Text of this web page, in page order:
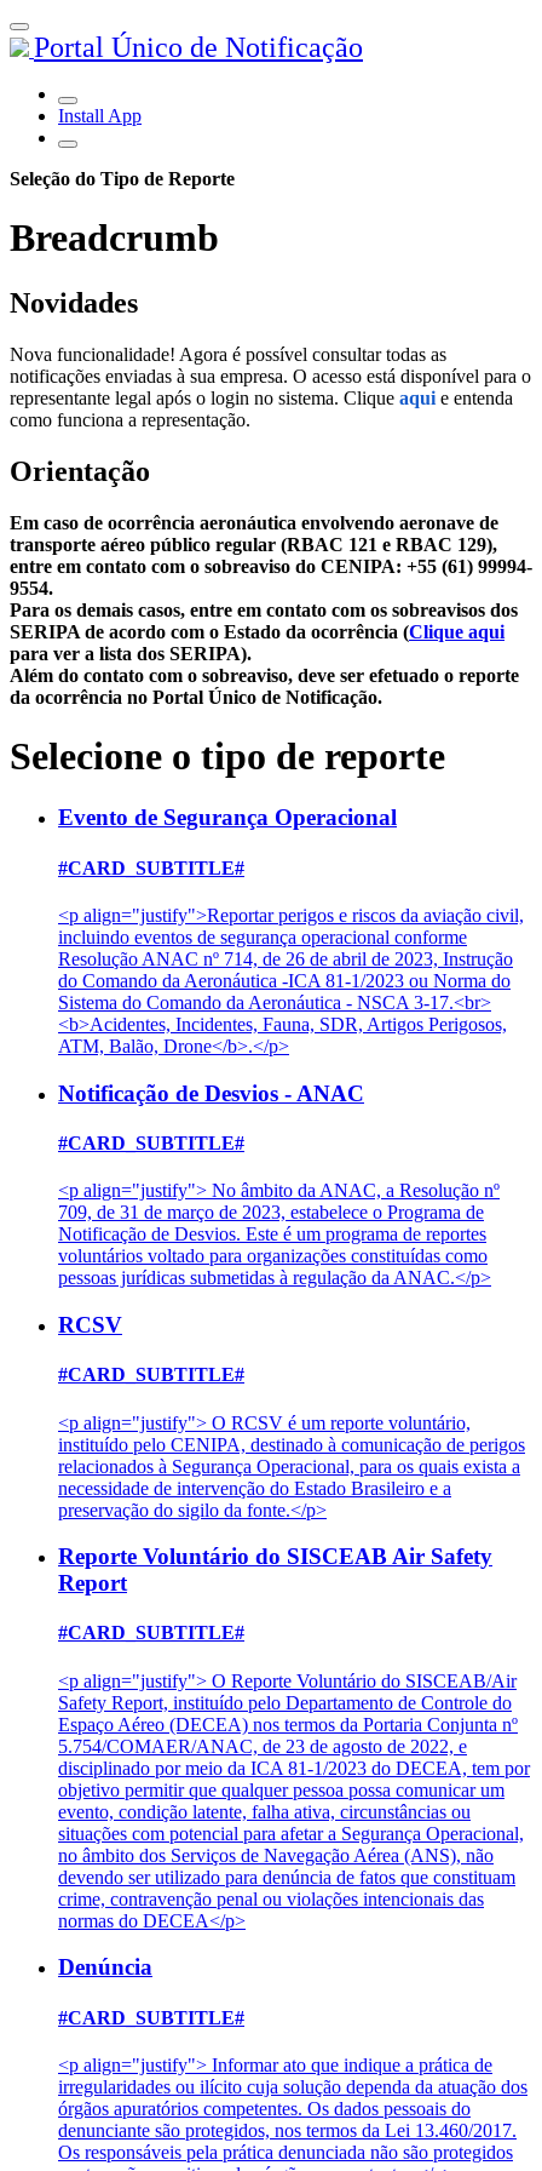
Portal Único de Notificação
Install App
Seleção do Tipo de Reporte
Breadcrumb
Novidades
Nova funcionalidade! Agora é possível consultar todas as
notificações enviadas à sua empresa. O acesso está disponível para o
representante legal após o login no sistema. Clique aqui e entenda
como funciona a representação.
Orientação
Em caso de ocorrência aeronáutica envolvendo aeronave de
transporte aéreo público regular (RBAC 121 e RBAC 129),
entre em contato com o sobreaviso do CENIPA: +55 (61) 99994-
9554.
Para os demais casos, entre em contato com os sobreavisos dos
SERIPA de acordo com o Estado da ocorrência (Clique aqui
para ver a lista dos SERIPA).
Além do contato com o sobreaviso, deve ser efetuado o reporte
da ocorrência no Portal Único de Notificação.
Selecione o tipo de reporte
Evento de Segurança Operacional
#CARD_SUBTITLE#
<p align="justify">Reportar perigos e riscos da aviação civil,
incluindo eventos de segurança operacional conforme
Resolução ANAC nº 714, de 26 de abril de 2023, Instrução
do Comando da Aeronáutica -ICA 81-1/2023 ou Norma do
Sistema do Comando da Aeronáutica - NSCA 3-17.<br>
<b>Acidentes, Incidentes, Fauna, SDR, Artigos Perigosos,
ATM, Balão, Drone</b>.</p>
Notificação de Desvios - ANAC
#CARD_SUBTITLE#
<p align="justify"> No âmbito da ANAC, a Resolução nº
709, de 31 de março de 2023, estabelece o Programa de
Notificação de Desvios. Este é um programa de reportes
voluntários voltado para organizações constituídas como
pessoas jurídicas submetidas à regulação da ANAC.</p>
RCSV
#CARD_SUBTITLE#
<p align="justify"> O RCSV é um reporte voluntário,
instituído pelo CENIPA, destinado à comunicação de perigos
relacionados à Segurança Operacional, para os quais exista a
necessidade de intervenção do Estado Brasileiro e a
preservação do sigilo da fonte.</p>
Reporte Voluntário do SISCEAB Air Safety
Report
#CARD_SUBTITLE#
<p align="justify"> O Reporte Voluntário do SISCEAB/Air
Safety Report, instituído pelo Departamento de Controle do
Espaço Aéreo (DECEA) nos termos da Portaria Conjunta nº
5.754/COMAER/ANAC, de 23 de agosto de 2022, e
disciplinado por meio da ICA 81-1/2023 do DECEA, tem por
objetivo permitir que qualquer pessoa possa comunicar um
evento, condição latente, falha ativa, circunstâncias ou
situações com potencial para afetar a Segurança Operacional,
no âmbito dos Serviços de Navegação Aérea (ANS), não
devendo ser utilizado para denúncia de fatos que constituam
crime, contravenção penal ou violações intencionais das
normas do DECEA</p>
Denúncia
#CARD_SUBTITLE#
<p align="justify"> Informar ato que indique a prática de
irregularidades ou ilícito cuja solução dependa da atuação dos
órgãos apuratórios competentes. Os dados pessoais do
denunciante são protegidos, nos termos da Lei 13.460/2017.
Os responsáveis pela prática denunciada não são protegidos